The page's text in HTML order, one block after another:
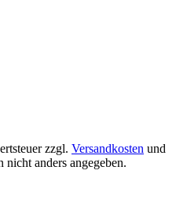
zzgl. Versandkosten und
anders angegeben.